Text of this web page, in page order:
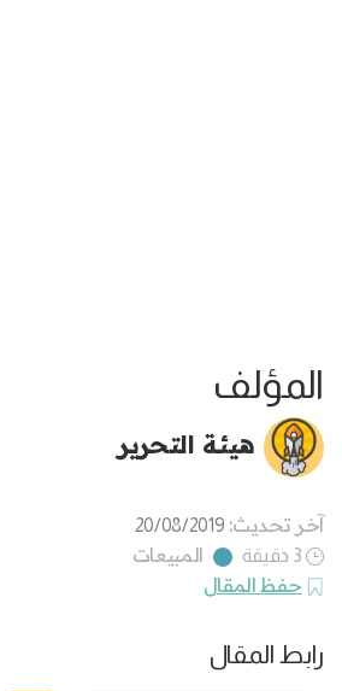
المؤلف
هيئة التحرير
آخر تحديث: 20/08/2019
3 دقيقة
المبيعات
حفظ المقال
رابط المقال